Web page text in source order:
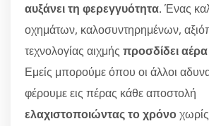
αυξάνει τη φερεγγυότητα. Ένας
οχημάτων, καλοσυντηρημένων,
τεχνολογίας αιχμής προσδίδει
Εμείς μπορούμε όπου οι άλλοι
φέρουμε εις πέρας κάθε αποστολή
ελαχιστοποιώντας το χρόνο